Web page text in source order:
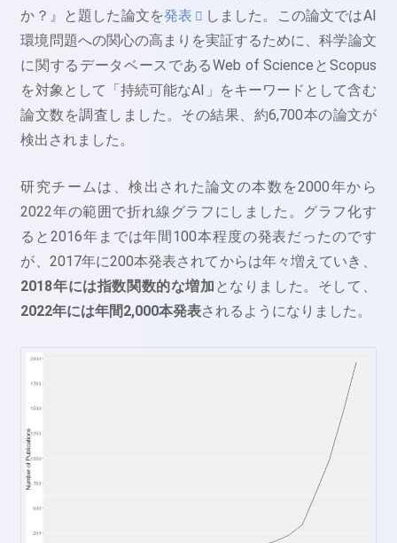
か？』と題した論文を発表
しました。この論文ではAI
環境問題への関心の高まりを実証するために、科学論文
に関するデータベースであるWeb of ScienceとScopus
を対象として「持続可能なAI」をキーワードとして含む
論文数を調査しました。その結果、約6,700本の論文が
検出されました。
研究チームは、検出された論文の本数を2000年から
2022年の範囲で折れ線グラフにしました。グラフ化す
ると2016年までは年間100本程度の発表だったのです
が、2017年に200本発表されてからは年々増えていき、
2018年には指数関数的な増加 となりました。そして、
2022年には年間2,000本発表されるようになりました。